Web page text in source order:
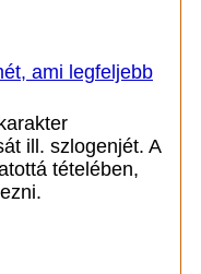
ami legfeljebb
ill. szlogenjét. A
tételében,